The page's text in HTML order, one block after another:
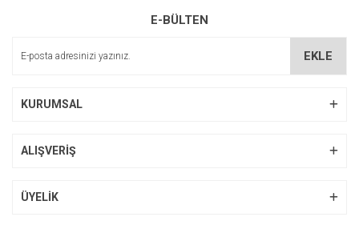
E-BÜLTEN
EKLE
KURUMSAL
ALIŞVERİŞ
ÜYELİK